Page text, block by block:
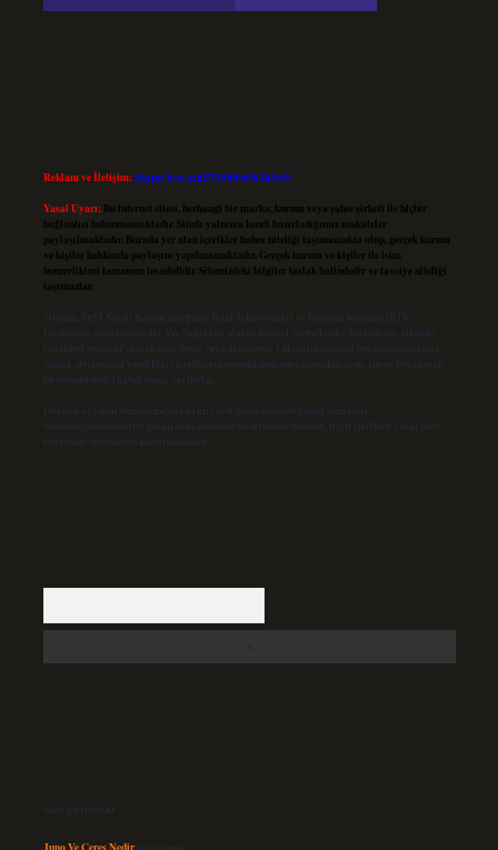
Reklam ve İletişim:Skype: live:.cid.575569c608265c69
Yasal Uyarı: Bu internet sitesi, herhangi bir marka, kurum veya şahıs şirketi ile hiçbir
bağlantısı bulunmamaktadır. Sitede yalnızca kendi hazırladığımız makaleler
paylaşılmaktadır. Burada yer alan içerikler haber niteliği taşımamakta olup, gerçek kurum
ve kişiler hakkında paylaşım yapılmamaktadır. Gerçek kurum ve kişiler ile isim
benzerlikleri tamamen tesadüfidir. Sitemizdeki bilgiler taslak halindedir ve tavsiye niteliği
taşımazlar.
Sitemiz, 5651 Sayılı Kanun gereğince Bilgi Teknolojileri ve İletişim Kurumu (BTK)
tarafından onaylanmış bir Yer Sağlayıcı olarak hizmet vermektedir. Bu nedenle, sitedeki
içerikleri proaktif olarak denetleme veya araştırma yükümlülüğümüz bulunmamaktadır.
Ancak, üyelerimiz yazdıkları içeriklerin sorumluluğunu taşımakta olup, siteye üye olarak
bu sorumluluğu kabul etmiş sayılırlar.
Hukuka ve yasal düzenlemelere aykırı olduğunu düşündüğünüz içerikleri,
backlinkpanelicomtr@gmail.com adresine bildirmeniz halinde, ilgili içerikler yasal süre
içerisinde sitemizden kaldırılacaktır.
Son yorumlar
Juno Ve Ceres Nediriçin admin